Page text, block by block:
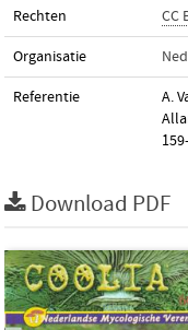
Rechten CC
Organisatie
Referentie
A.
Download PDF